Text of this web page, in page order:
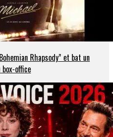
Rhapsody” et bat un
office